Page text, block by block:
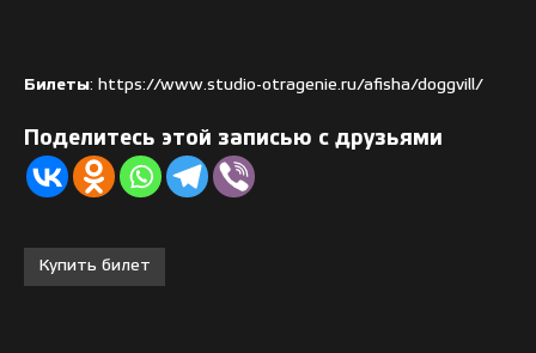
Билеты: https://www.studio-otragenie.ru/afisha/doggvill/
Поделитесь этой записью с друзьями
Купить билет